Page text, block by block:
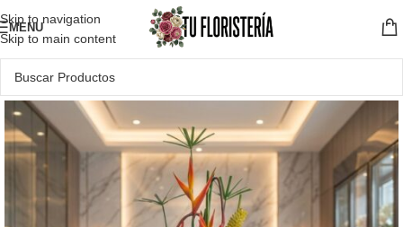
Skip to navigation
Skip to main content
MENU